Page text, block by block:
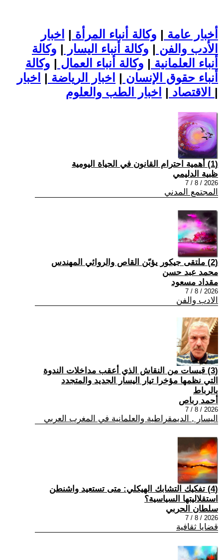
أخبار عامة | وكالة أنباء المرأة | اخبار
الأدب والفن | وكالة أنباء اليسار | وكالة
أنباء العلمانية | وكالة أنباء العمال | وكالة
أنباء حقوق الإنسان | اخبار الرياضة | اخبار
الاقتصاد | |
(1) أهمية احترام القانون في الحياة اليومية
ظبية الدليمي
2026 / 8 / 7
المجتمع المدني
(2) ملتقى جيكور يؤبّن القاص والروائي المهندس
محمد عبد حسن
مقداد مسعود
2026 / 8 / 7
الادب والفن
(3) قبسات من النقاش الذي أعقب مداخلات الندوة
التي نظمها مؤخرا تيار اليسار الجديد والمتجدد
بالرباط
أحمد رباص
2026 / 8 / 7
اليسار , الديمقراطية والعلمانية في المغرب العربي
(4) تفكيك التشابك الهيكلي: متى تستعيد واشنطن
استقلاليتها السياسية؟
سلطان الحربي
2026 / 8 / 7
قضايا ثقافية